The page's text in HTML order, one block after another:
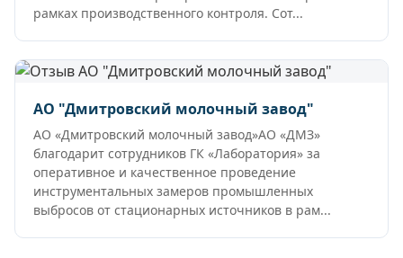
рамках производственного контроля. Сот...
АО "Дмитровский молочный завод"
АО «Дмитровский молочный завод»АО «ДМЗ»
благодарит сотрудников ГК «Лаборатория» за
оперативное и качественное проведение
инструментальных замеров промышленных
выбросов от стационарных источников в рам...